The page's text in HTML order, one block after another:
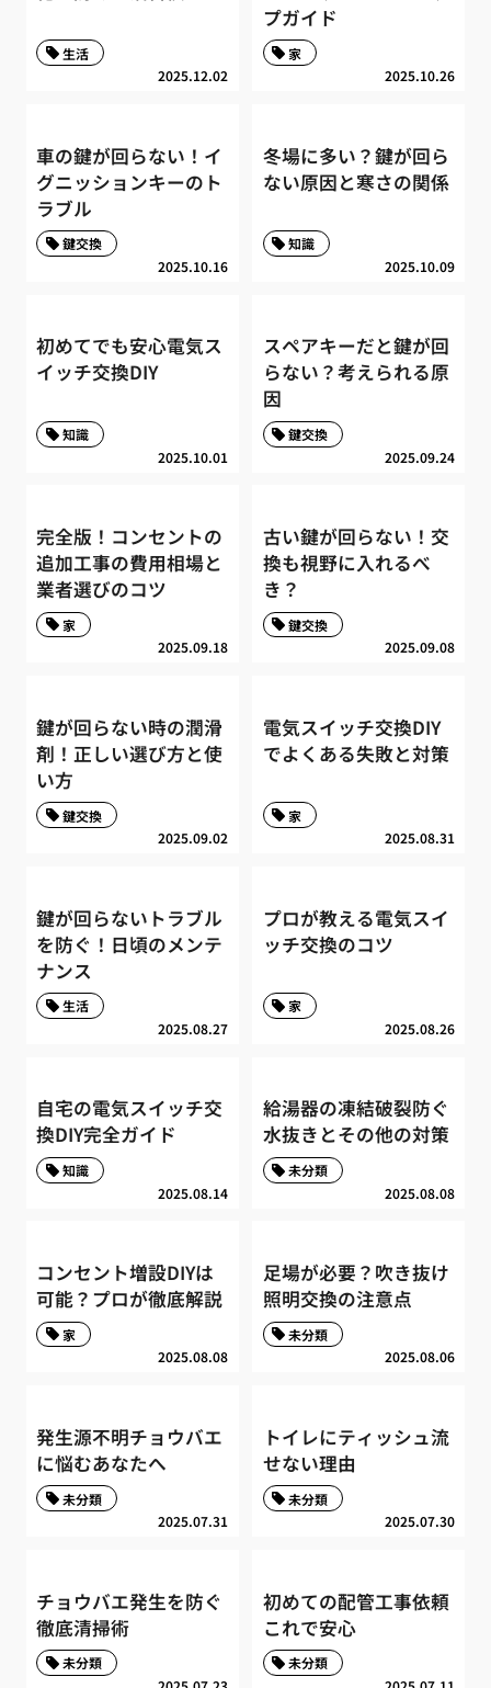
2025.12.02
生活
プガイド
2025.10.26
家
車の鍵が回らない！イ
グニッションキーのト
ラブル
2025.10.16
鍵交換
冬場に多い？鍵が回ら
ない原因と寒さの関係
2025.10.09
知識
初めてでも安心電気ス
イッチ交換DIY
2025.10.01
知識
スペアキーだと鍵が回
らない？考えられる原
因
2025.09.24
鍵交換
完全版！コンセントの
追加工事の費用相場と
業者選びのコツ
2025.09.18
家
古い鍵が回らない！交
換も視野に入れるべ
き？
2025.09.08
鍵交換
鍵が回らない時の潤滑
剤！正しい選び方と使
い方
2025.09.02
鍵交換
電気スイッチ交換DIY
でよくある失敗と対策
2025.08.31
家
鍵が回らないトラブル
を防ぐ！日頃のメンテ
ナンス
2025.08.27
生活
プロが教える電気スイ
ッチ交換のコツ
2025.08.26
家
自宅の電気スイッチ交
換DIY完全ガイド
2025.08.14
知識
給湯器の凍結破裂防ぐ
水抜きとその他の対策
2025.08.08
未分類
コンセント増設DIYは
可能？プロが徹底解説
2025.08.08
家
足場が必要？吹き抜け
照明交換の注意点
2025.08.06
未分類
発生源不明チョウバエ
に悩むあなたへ
2025.07.31
未分類
トイレにティッシュ流
せない理由
2025.07.30
未分類
チョウバエ発生を防ぐ
徹底清掃術
未分類
初めての配管工事依頼
これで安心
未分類